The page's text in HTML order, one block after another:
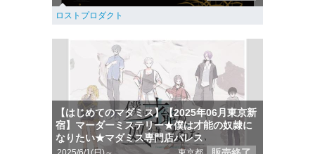
ロストプロダクト
【はじめてのマダミス】【2025年06月東京新
宿】マーダーミステリー★僕は才能の奴隷に
なりたい★マダミス専門店パレス